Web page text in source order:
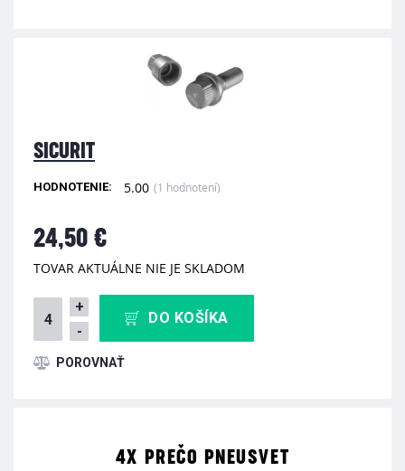
SICURIT
HODNOTENIE: 5.00 (1 hodnotení)
24,50 €
TOVAR AKTUÁLNE NIE JE SKLADOM
+
-
DO KOŠÍKA
4X PREČO PNEUSVET